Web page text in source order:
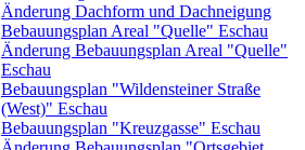
Änderung Dachform und Dachneigung
Bebauungsplan Areal "Quelle" Eschau
Änderung Bebauungsplan Areal "Quelle"
Eschau
Bebauungsplan "Wildensteiner Straße
(West)" Eschau
Bebauungsplan "Kreuzgasse" Eschau